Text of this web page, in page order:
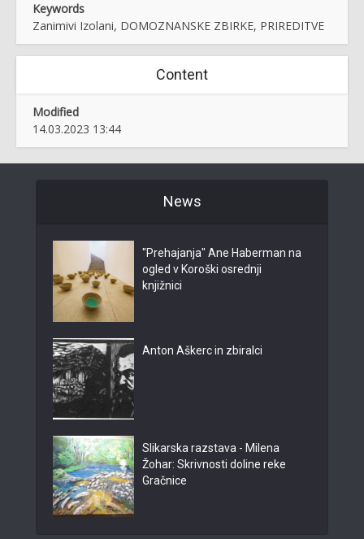
Keywords
Zanimivi Izolani, DOMOZNANSKE ZBIRKE, PRIREDITVE
Content
Modified
14.03.2023 13:44
News
"Prehajanja" Ane Haberman na
ogled v Koroški osrednji
knjižnici
Anton Aškerc in zbiralci
Slikarska razstava - Milena
Žohar: Skrivnosti doline reke
Gračnice